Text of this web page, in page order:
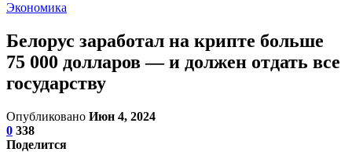
Экономика
Белорус заработал на крипте больше
75 000 долларов — и должен отдать все
государству
Опубликовано Июн 4, 2024
0 338
Поделится